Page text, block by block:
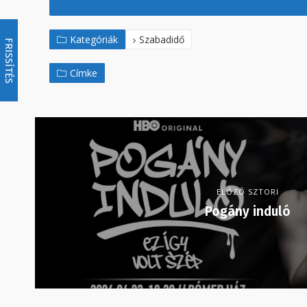
FRISSÍTÉS Kategóriák Szabadidő
Címke
ELŐZŐ SZTORI
Pogány induló